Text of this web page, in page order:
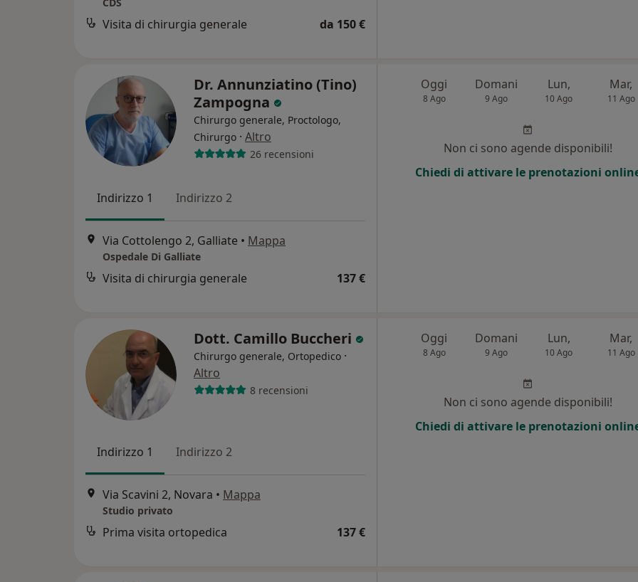
Visita di chirurgia generale da 150 €
Dr. Annunziatino (Tino)
Zampogna
Chirurgo generale, Proctologo,
Chirurgo · Altro
26 recensioni
Indirizzo 1 Indirizzo 2
Via Cottolengo 2, Galliate • Mappa
Ospedale Di Galliate
Visita di chirurgia generale 137 €
Oggi
8 Ago
Domani
9 Ago
Lun,
10 Ago
Mar,
11 Ago
Non ci sono agende disponibili!
Chiedi di attivare le prenotazioni
Dott. Camillo Buccheri
Chirurgo generale, Ortopedico ·
Altro
8 recensioni
Indirizzo 1 Indirizzo 2
Via Scavini 2, Novara • Mappa
Studio privato
Prima visita ortopedica 137 €
Oggi
8 Ago
Domani
9 Ago
Lun,
10 Ago
Mar,
11 Ago
Non ci sono agende disponibili!
Chiedi di attivare le prenotazioni